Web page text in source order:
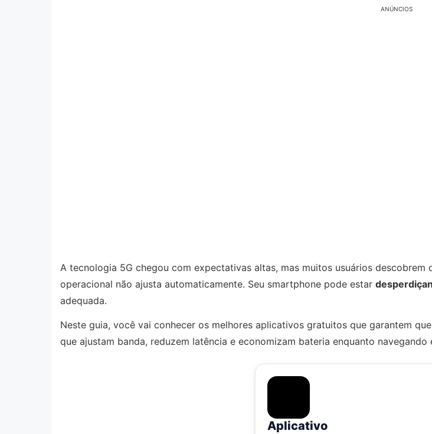
ANÚNCIOS
A tecnologia 5G chegou com expectativas altas, mas muitos usuários
operacional não ajusta automaticamente. Seu smartphone pode estar
adequada.
Neste guia, você vai conhecer os melhores aplicativos gratuitos que garantem
que ajustam banda, reduzem latência e economizam bateria enquanto navegando
Aplicativo